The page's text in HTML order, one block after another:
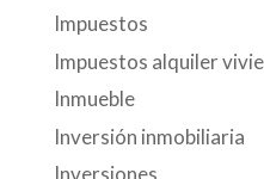
Impuestos
Impuestos alquiler
Inmueble
Inversión inmobiliaria
Inversiones